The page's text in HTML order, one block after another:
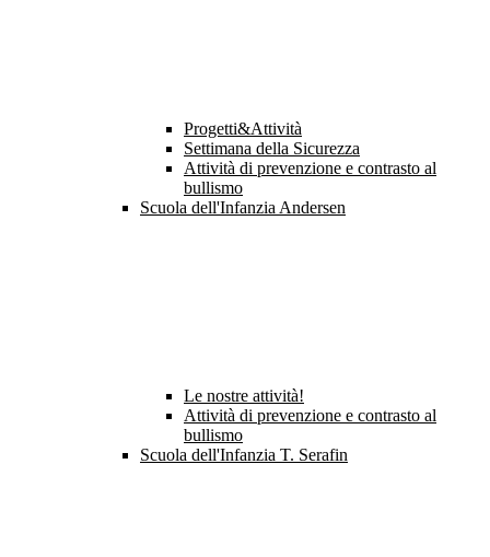
Progetti&Attività
Settimana della Sicurezza
Attività di prevenzione e contrasto al
bullismo
Scuola dell'Infanzia Andersen
Le nostre attività!
Attività di prevenzione e contrasto al
bullismo
Scuola dell'Infanzia T. Serafin